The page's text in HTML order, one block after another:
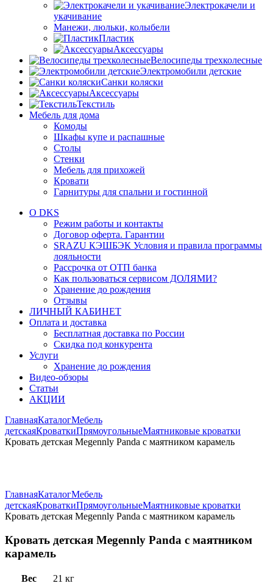
Электрокачели и
укачивание
Манежи, люльки, колыбели
Пластик
Аксессуары
Велосипеды трехколесные
Электромобили детские
Санки коляски
Аксессуары
Текстиль
Мебель для дома
Комоды
Шкафы купе и распашные
Столы
Стенки
Мебель для прихожей
Кровати
Гарнитуры для спальни и гостинной
О DKS
Режим работы и контакты
Договор оферта. Гарантии
SRAZU КЭШБЭК Условия и правила программы
лояльности
Рассрочка от ОТП банка
Как пользоваться сервисом ДОЛЯМИ?
Хранение до рождения
Отзывы
ЛИЧНЫЙ КАБИНЕТ
Оплата и доставка
Бесплатная доставка по России
Скидка под конкурента
Услуги
Хранение до рождения
Видео-обзоры
Статьи
АКЦИИ
ГлавнаяКаталогМебель
детскаяКроваткиПрямоугольныеМаятниковые кроватки
Кровать детская Megennly Panda с маятником карамель
ГлавнаяКаталогМебель
детскаяКроваткиПрямоугольныеМаятниковые кроватки
Кровать детская Megennly Panda с маятником карамель
Кровать детская Megennly Panda с маятником
карамель
Вес
21 кг